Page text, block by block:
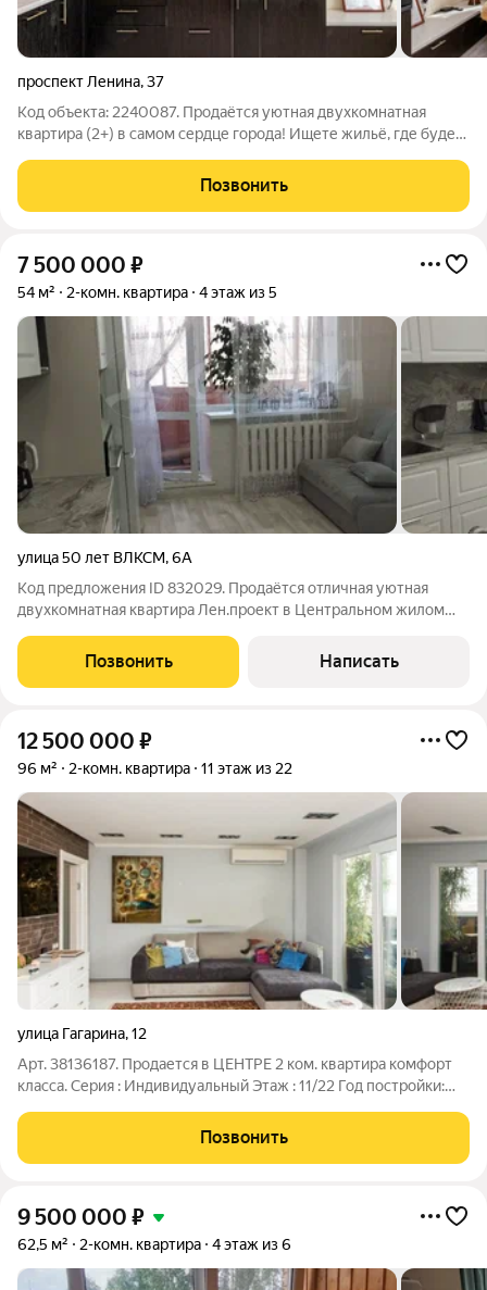
проспект Ленина,37
Код объекта: 2240087. Продаётся уютная двухкомнатная
квартира (2+) в самом сердце города! Ищете жильё, где будет
светлую и ухоженную квартиру с качественным ремонтом она
станет вашим идеальным
Позвонить
7 500 000 ₽
54 м² 2-комн. квартира 4 этаж из 5
улица 50 лет ВЛКСМ,6А
Код предложения ID 832029. Продаётся отличная уютная
двухкомнатная квартира Лен.проект в Центральном жилом
электропроводка, стяжка пола, постелен качественный
линолеум, натяжные потолки, новые
Позвонить Написать
12 500 000 ₽
96 м² 2-комн. квартира 11 этаж из 22
улица Гагарина,12
Арт. 38136187. Продается в ЦЕНТРЕ 2 ком. квартира комфорт
класса. Серия : Индивидуальный Этаж : 11/22 Год постройки:
м2 + Квартира с дизайнерским ремонтом. + Окна пластиковые
выходят на две
Позвонить
9 500 000 ₽
62,5 м² 2-комн. квартира 4 этаж из 6